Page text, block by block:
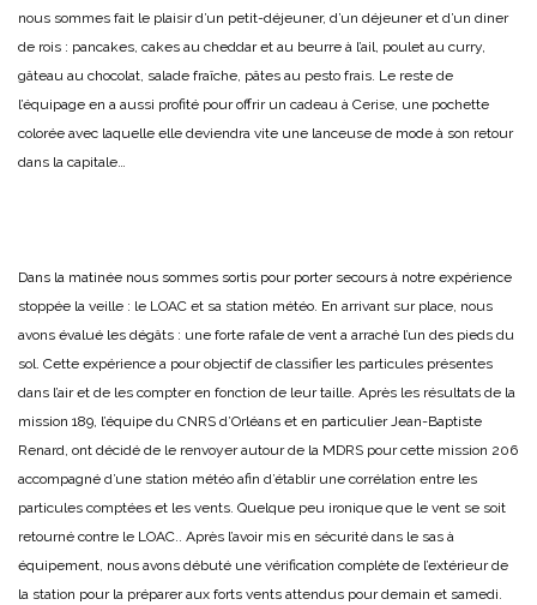
nous sommes fait le plaisir d’un petit-déjeuner, d’un déjeuner et d’un diner
de rois : pancakes, cakes au cheddar et au beurre à l’ail, poulet au curry,
gâteau au chocolat, salade fraîche, pâtes au pesto frais. Le reste de
l’équipage en a aussi profité pour offrir un cadeau à Cerise, une pochette
colorée avec laquelle elle deviendra vite une lanceuse de mode à son retour
dans la capitale…
Dans la matinée nous sommes sortis pour porter secours à notre expérience
stoppée la veille : le LOAC et sa station météo. En arrivant sur place, nous
avons évalué les dégâts : une forte rafale de vent a arraché l’un des pieds du
sol. Cette expérience a pour objectif de classifier les particules présentes
dans l’air et de les compter en fonction de leur taille. Après les résultats de la
mission 189, l’équipe du CNRS d’Orléans et en particulier Jean-Baptiste
Renard, ont décidé de le renvoyer autour de la MDRS pour cette mission 206
accompagné d’une station météo afin d’établir une corrélation entre les
particules comptées et les vents. Quelque peu ironique que le vent se soit
retourné contre le LOAC.. Après l’avoir mis en sécurité dans le sas à
équipement, nous avons débuté une vérification complète de l’extérieur de
la station pour la préparer aux forts vents attendus pour demain et samedi.